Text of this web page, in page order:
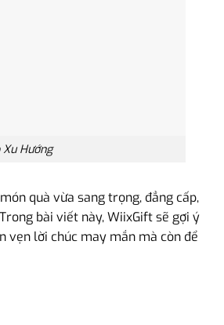
Xu Hướng
quà vừa sang trọng, đẳng cấp,
bài viết này, WiixGift sẽ gợi ý
vẹn lời chúc may mắn mà còn để